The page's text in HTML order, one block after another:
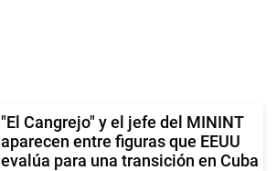
"El Cangrejo" y el jefe del MININT
aparecen entre figuras que EEUU
evalúa para una transición en Cuba